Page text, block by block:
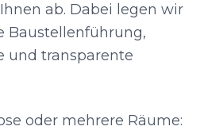
ab. Dabei legen wir
Baustellenführung,
und transparente
oder mehrere Räume: